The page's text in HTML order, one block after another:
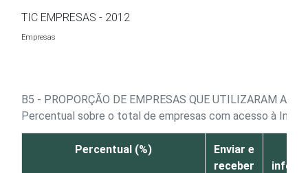
TIC EMPRESAS - 2012
Empresas
B5 - PROPORÇÃO DE EMPRESAS QUE UTILIZARAM A
Percentual sobre o total de empresas com acesso à
Percentual (%)
Enviar e
receber